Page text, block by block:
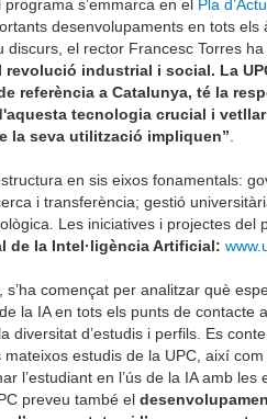
s’emmarca en el Pla
desenvolupaments en tots els
discurs, el rector Francesc Torres
revolució industrial i social. La
referència a Catalunya, té la
tecnologia crucial i
la seva utilització impliquen”
en sis eixos fonamentals:
i transferència; gestió
Les iniciatives i projectes del
de la Intel·ligència Artificial:
, s’ha començat per analitzar què
la IA en tots els punts de contacte
diversitat d’estudis i perfils. Es
estudis de la UPC, així com
l’estudiant en l’ús de la IA amb les
preveu també el